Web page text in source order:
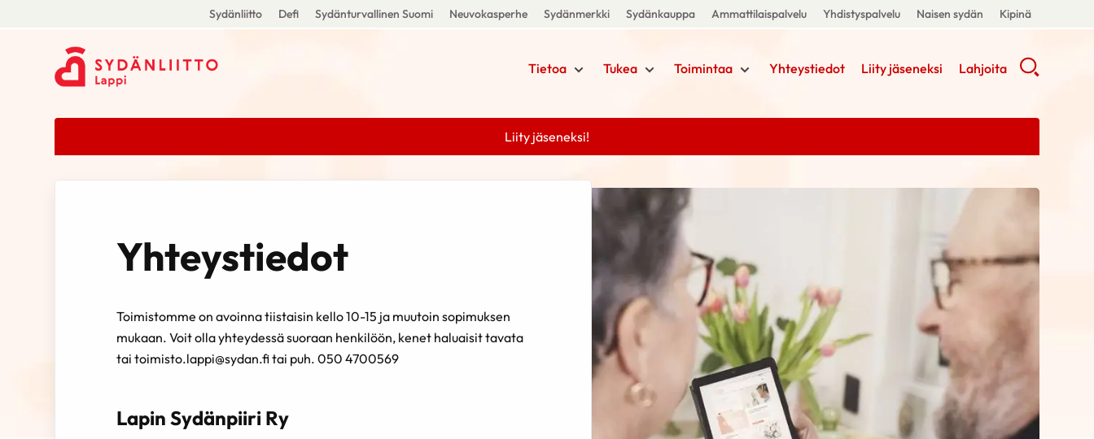
Sydänliitto Defi Sydänturvallinen Suomi Neuvokasperhe Sydänmerkki Sydänkauppa Ammattilaispalvelu Yhdistyspalvelu Naisen sydän Kipinä
Tietoa Tukea Toimintaa Yhteystiedot Liity jäseneksi Lahjoita
Liity jäseneksi!
Yhteystiedot
Toimistomme on avoinna tiistaisin kello 10-15 ja muutoin sopimuksen
mukaan. Voit olla yhteydessä suoraan henkilöön, kenet haluaisit tavata
tai toimisto.lappi@sydan.fi tai puh. 050 4700569
Lapin Sydänpiiri Ry